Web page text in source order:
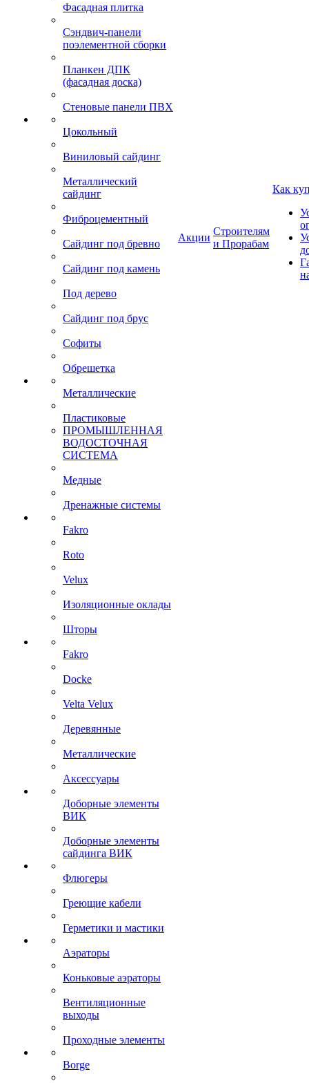
Фасадная плитка
Сэндвич-панели
поэлементной сборки
Планкен ДПК
(фасадная доска)
Стеновые панели ПВХ
Цокольный
Виниловый сайдинг
Металлический
сайдинг
Фиброцементный
Сайдинг под бревно
Сайдинг под камень
Под дерево
Сайдинг под брус
Софиты
Обрешетка
Металлические
Пластиковые
ПРОМЫШЛЕННАЯ
ВОДОСТОЧНАЯ
СИСТЕМА
Медные
Дренажные системы
Fakro
Roto
Velux
Изоляционные оклады
Шторы
Fakro
Docke
Velta Velux
Деревянные
Металлические
Аксессуары
Доборные элементы
ВИК
Доборные элементы
сайдинга ВИК
Флюгеры
Греющие кабели
Герметики и мастики
Аэраторы
Коньковые аэраторы
Вентиляционные
выходы
Проходные элементы
Borge
Акции
Строителям
и Прорабам
Как